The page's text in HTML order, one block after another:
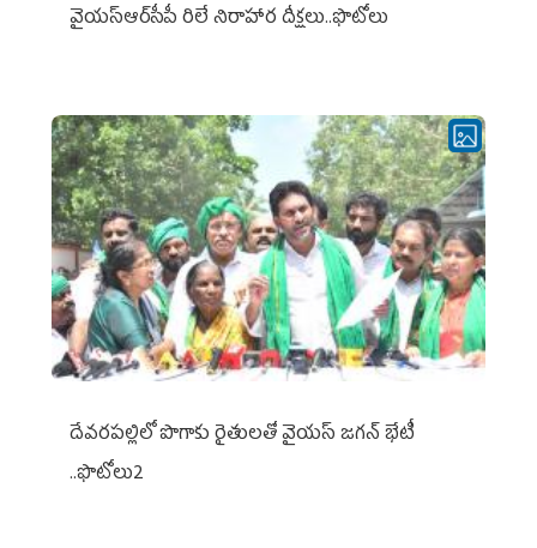
వైయ‌స్ఆర్‌సీపీ రిలే నిరాహార దీక్షలు..ఫొటోలు
దేవరపల్లిలో పొగాకు రైతులతో వైయస్ జగన్ భేటీ
..ఫొటోలు2